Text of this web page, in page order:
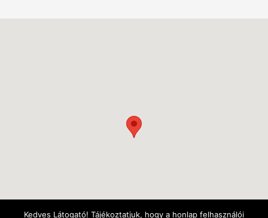
Kedves Látogató! Tájékoztatjuk, hogy a honlap felhasználói